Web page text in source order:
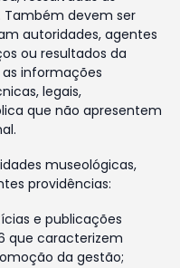
Também devem ser
autoridades, agentes
ou resultados da
informações
legais,
que não apresentem
museológicas,
providências:
e publicações
que caracterizem
da gestão;